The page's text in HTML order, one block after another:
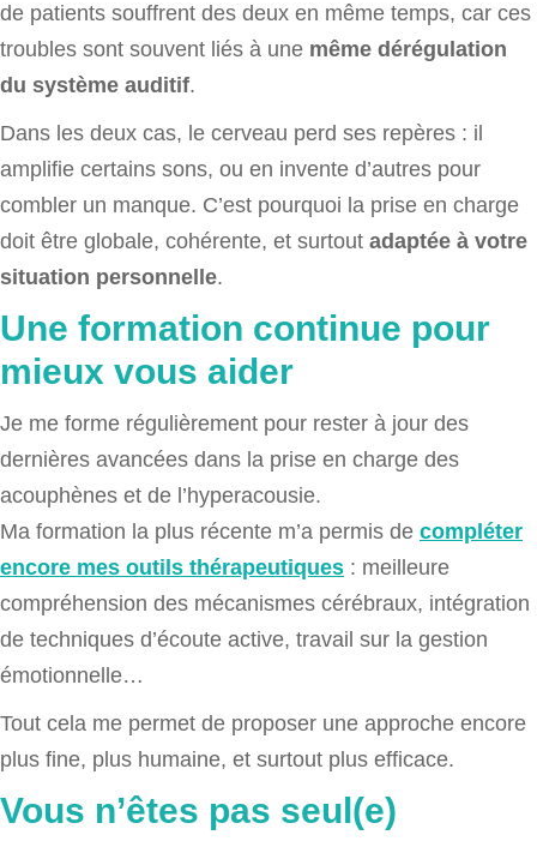
de patients souffrent des deux en même temps, car ces
troubles sont souvent liés à une même dérégulation
du système auditif.
Dans les deux cas, le cerveau perd ses repères : il
amplifie certains sons, ou en invente d’autres pour
combler un manque. C’est pourquoi la prise en charge
doit être globale, cohérente, et surtout adaptée à votre
situation personnelle.
Une formation continue pour
mieux vous aider
Je me forme régulièrement pour rester à jour des
dernières avancées dans la prise en charge des
acouphènes et de l’hyperacousie.
Ma formation la plus récente m’a permis de compléter
encore mes outils thérapeutiques : meilleure
compréhension des mécanismes cérébraux, intégration
de techniques d’écoute active, travail sur la gestion
émotionnelle…
Tout cela me permet de proposer une approche encore
plus fine, plus humaine, et surtout plus efficace.
Vous n’êtes pas seul(e)